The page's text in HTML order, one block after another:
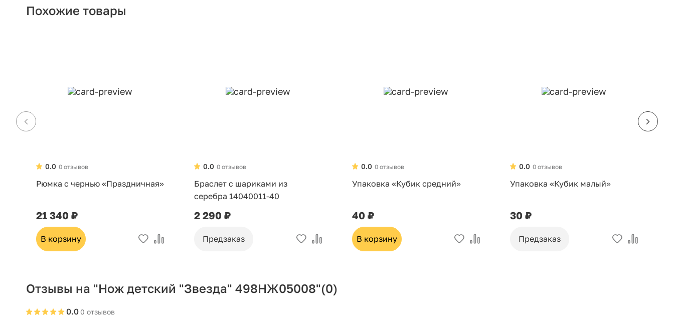
Похожие товары
0 отзывов
0.0
Рюмка с чернью «Праздничная»
21 340 ₽
В корзину
0 отзывов
0.0
Браслет с шариками из
серебра 14040011-40
2 290 ₽
Предзаказ
0 отзывов
0.0
Упаковка «Кубик средний»
40 ₽
В корзину
0 отзывов
0.0
Упаковка «Кубик малый»
30 ₽
Предзаказ
Отзывы на "Нож детский "Звезда" 498НЖ05008"(0)
0 отзывов
0.0